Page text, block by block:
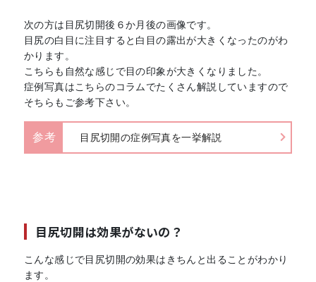
次の方は目尻切開後６か月後の画像です。
目尻の白目に注目すると白目の露出が大きくなったのがわ
かります。
こちらも自然な感じで目の印象が大きくなりました。
症例写真はこちらのコラムでたくさん解説していますので
そちらもご参考下さい。
参考 目尻切開の症例写真を一挙解説
目尻切開は効果がないの？
こんな感じで目尻切開の効果はきちんと出ることがわかり
ます。